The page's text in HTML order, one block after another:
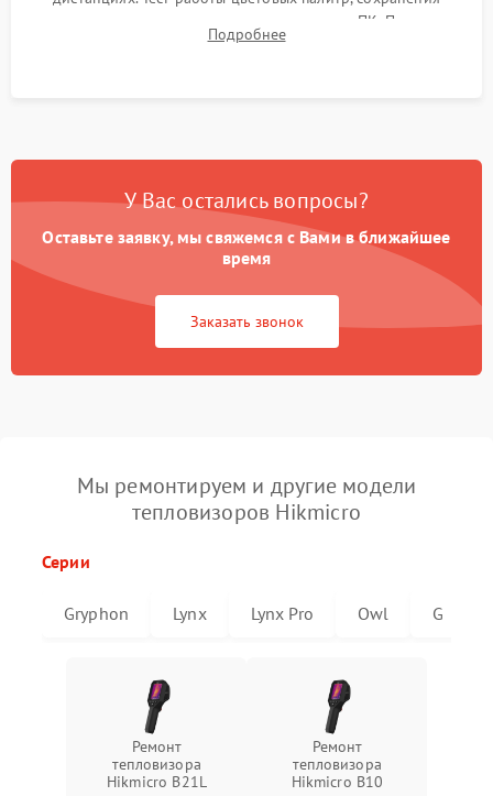
термограмм в память и передачи данных на ПК. Проверка
автономности работы и итоговый контроль качества.
Подробнее
У Вас остались вопросы?
Оставьте заявку, мы свяжемся с Вами в ближайшее
время
Заказать звонок
Мы ремонтируем и другие модели
тепловизоров Hikmicro
Серии
Gryphon Lynx Lynx Pro Owl G
Ремонт
тепловизора
Hikmicro B21L
Ремонт
тепловизора
Hikmicro B10